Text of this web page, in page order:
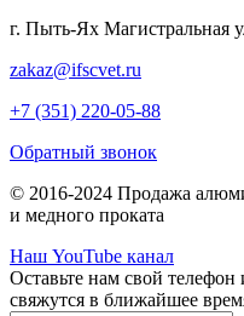
г. Пыть-Ях Магистральная
zakaz@ifscvet.ru
+7 (351) 220-05-88
Обратный звонок
© 2016-2024 Продажа
и медного проката
Наш YouTube канал
Оставьте нам свой
свяжутся в ближайшее